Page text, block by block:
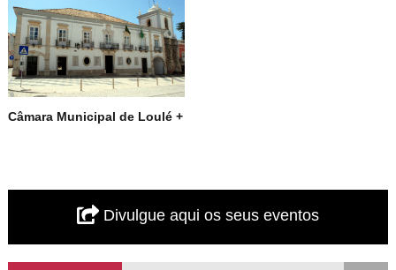
Câmara Municipal de Loulé +
Divulgue aqui os seus eventos